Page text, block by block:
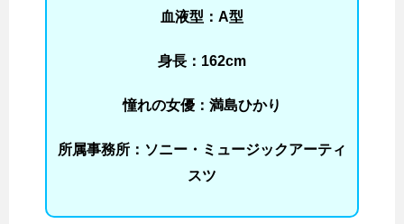
血液型：A型
身長：162cm
憧れの女優：満島ひかり
所属事務所：ソニー・ミュージックアーティ
スツ